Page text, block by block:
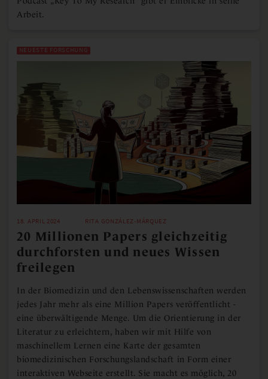
Arbeit.
NEUESTE FORSCHUNG
18. APRIL 2024 RITA GONZÁLEZ-MÁRQUEZ
20 Millionen Papers gleichzeitig
durchforsten und neues Wissen
freilegen
In der Biomedizin und den Lebenswissenschaften werden
jedes Jahr mehr als eine Million Papers veröffentlicht -
eine überwältigende Menge. Um die Orientierung in der
Literatur zu erleichtern, haben wir mit Hilfe von
maschinellem Lernen eine Karte der gesamten
biomedizinischen Forschungslandschaft in Form einer
interaktiven Webseite erstellt. Sie macht es möglich, 20